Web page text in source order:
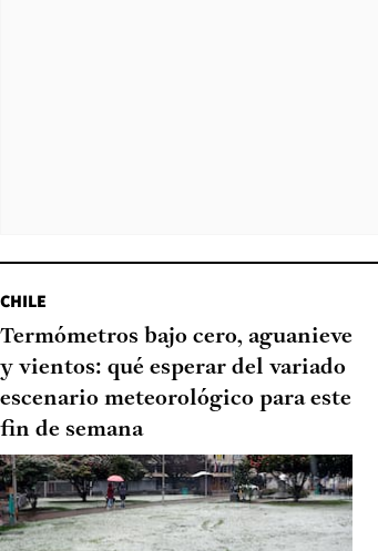
CHILE
Termómetros bajo cero, aguanieve
y vientos: qué esperar del variado
escenario meteorológico para este
fin de semana